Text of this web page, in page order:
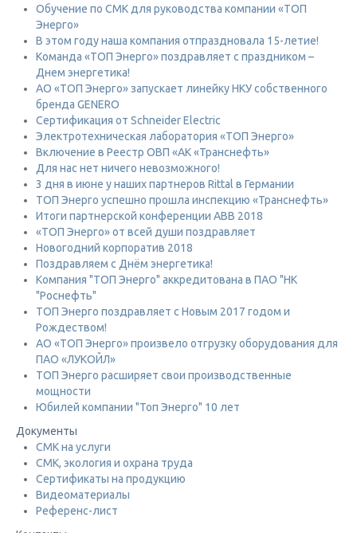
Обучение по СМК для руководства компании «ТОП
Энерго»
В этом году наша компания отпраздновала 15-летие!
Команда «ТОП Энерго» поздравляет с праздником –
Днем энергетика!
АО «ТОП Энерго» запускает линейку НКУ собственного
бренда GENERO
Сертификация от Schneider Electric
Электротехническая лаборатория «ТОП Энерго»
Включение в Реестр ОВП «АК «Транснефть»
Для нас нет ничего невозможного!
3 дня в июне у наших партнеров Rittal в Германии
ТОП Энерго успешно прошла инспекцию «Транснефть»
Итоги партнерской конференции ABB 2018
«ТОП Энерго» от всей души поздравляет
Новогодний корпоратив 2018
Поздравляем с Днём энергетика!
Компания "ТОП Энерго" аккредитована в ПАО "НК
"Роснефть"
ТОП Энерго поздравляет с Новым 2017 годом и
Рождеством!
АО «ТОП Энерго» произвело отгрузку оборудования для
ПАО «ЛУКОЙЛ»
ТОП Энерго расширяет свои производственные
мощности
Юбилей компании "Топ Энерго" 10 лет
Документы
СМК на услуги
СМК, экология и охрана труда
Сертификаты на продукцию
Видеоматериалы
Референс-лист